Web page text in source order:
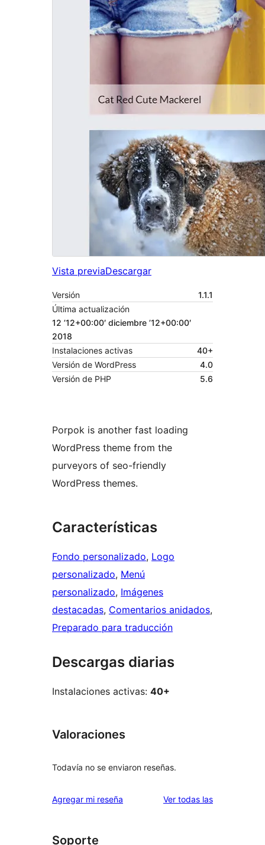
Vista previaDescargar
Versión
1.1.1
Última actualización
12 ’12+00:00′ diciembre ’12+00:00′
2018
Instalaciones activas
40+
Versión de WordPress
4.0
Versión de PHP
5.6
Porpok is another fast loading
WordPress theme from the
purveyors of seo-friendly
WordPress themes.
Características
Fondo personalizado, Logo
personalizado, Menú
personalizado, Imágenes
destacadas, Comentarios anidados
Preparado para traducción
Descargas diarias
Instalaciones activas: 40+
Valoraciones
Todavía no se enviaron reseñas.
Agregar mi reseña Ver todas lasreseñas
Soporte